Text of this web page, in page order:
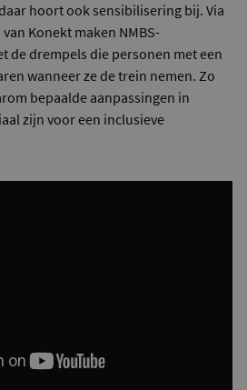
hoort ook sensibilisering bij. Via
Konekt maken NMBS-
de drempels die personen met een
wanneer ze de trein nemen. Zo
bepaalde aanpassingen in
zijn voor een inclusieve